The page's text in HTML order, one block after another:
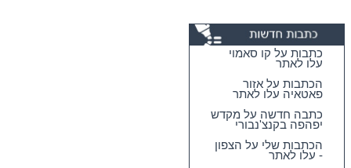
כתבות על קו סאמוי
עלו לאתר
הכתבות על אזור
פאטאיה עלו לאתר
כתבה חדשה על מקדש
יפהפה בקנצ'נבורי
הכתבות שלי על הצפון
- עלו לאתר